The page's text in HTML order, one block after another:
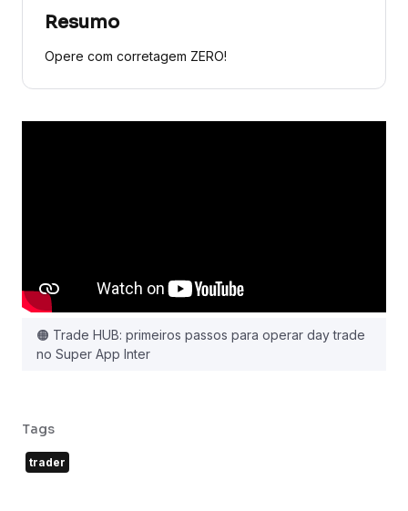
Resumo
Opere com corretagem ZERO!
🟠 Trade HUB: primeiros passos para operar day trade
no Super App Inter
Tags
trader